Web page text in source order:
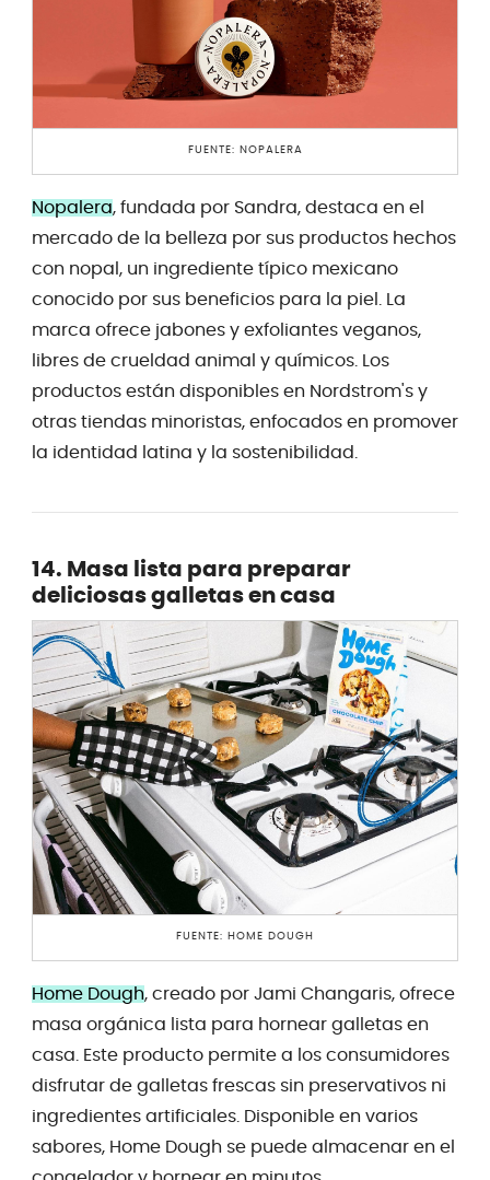
FUENTE: NOPALERA
Nopalera, fundada por Sandra, destaca en el
mercado de la belleza por sus productos hechos
con nopal, un ingrediente típico mexicano
conocido por sus beneficios para la piel. La
marca ofrece jabones y exfoliantes veganos,
libres de crueldad animal y químicos. Los
productos están disponibles en Nordstrom's y
otras tiendas minoristas, enfocados en promover
la identidad latina y la sostenibilidad.
14. Masa lista para preparar
deliciosas galletas en casa
FUENTE: HOME DOUGH
Home Dough, creado por Jami Changaris, ofrece
masa orgánica lista para hornear galletas en
casa. Este producto permite a los consumidores
disfrutar de galletas frescas sin preservativos ni
ingredientes artificiales. Disponible en varios
sabores, Home Dough se puede almacenar en el